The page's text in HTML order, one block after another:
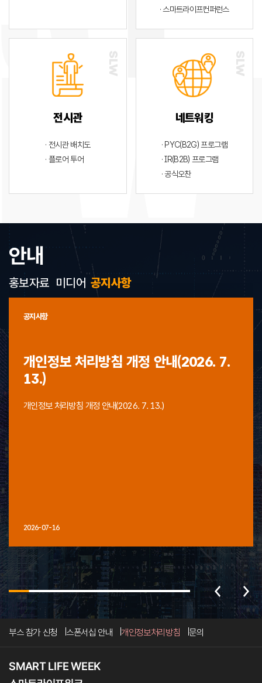
· 스마트라이프컨퍼런스
전시관
· 전시관 배치도
· 플로어 투어
네트워킹
· PYC(B2G) 프로그램
· IR(B2B) 프로그램
· 공식오찬
안내
공지사항
공지사항
개인정보 처리방침 개정 안내(2026. 7.
13.)
개인정보 처리방침 개정 안내(2026. 7. 13.)
2026-07-16
홍보자료 미디어
부스 참가 신청 스폰서십 안내 개인정보처리방침 문의